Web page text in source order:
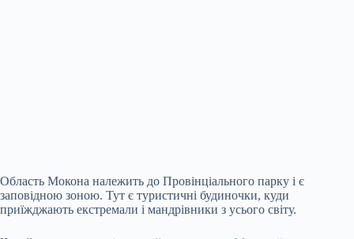
Область Мокона належить до Провінціального парку і є
заповідною зоною. Тут є туристичні будиночки, куди
приїжджають екстремали і мандрівники з усього світу.